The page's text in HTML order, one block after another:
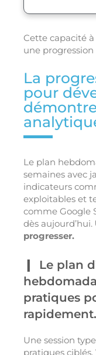
Cette capacité
une
La
pour
Le plan
semaines avec
indicateurs
exploitables et
comme Google
dès aujourd’hui.
progresser.
Le plan
pratiques
rapidement.
Une session
pratiques ciblés.